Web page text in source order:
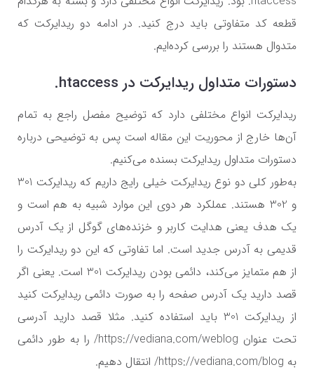
قطعه کد متفاوتی باید درج کنید. در ادامه دو ریدایرکت که
متدوال هستند را بررسی کرده‌ایم.
دستورات متداول ریدایرکت در htaccess.
ریدایرکت انواع مختلفی دارد که توضیح مفصل راجع به تمام
آن‌ها خارج از محوریت این مقاله است پس به توضیحی درباره
دستورات متداول ریدایرکت بسنده می‌کنیم.
به‌طور کلی دو نوع ریدایرکت خیلی رایج داریم که ریدایرکت 301
و 302 هستند. عملکرد هر دوی این موارد شبیه به هم است و
یک هدف یعنی هدایت کاربر و خزنده‌های گوگل از یک آدرس
قدیمی به آدرس جدید است. اما تفاوتی که این دو ریدایرکت را
از هم متمایز می‌کند، دائمی بودن ریدایرکت 301 است. یعنی اگر
قصد دارید یک آدرس صفحه را به صورت دائمی ریدایرکت کنید
از ریدایرکت 301 باید استفاده کنید. مثلا قصد دارید آدرسی
تحت عنوان https://vediana.com/weblog/ را به طور دائمی
به https://vediana.com/blog/ انتقال دهیم.